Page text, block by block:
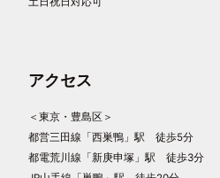
アクセス
＜東京・豊島区＞
都営三田線「西巣鴨」駅 徒歩5分
都電荒川線「新庚申塚」駅 徒歩3分